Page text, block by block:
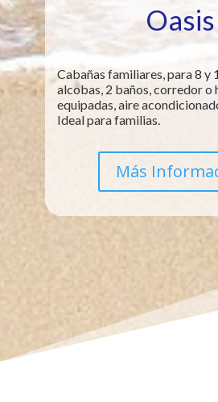
Oasis
Cabañas familiares, para 8 y
alcobas, 2 baños, corredor o
equipadas, aire
Ideal para familias.
Más